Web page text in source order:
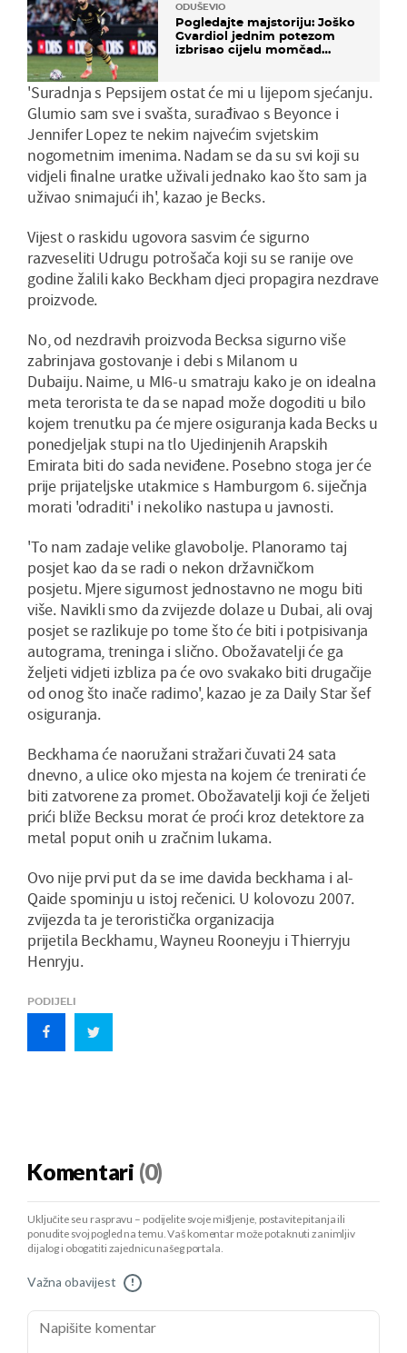
ODUŠEVIO
Pogledajte majstoriju: Joško
Gvardiol jednim potezom
izbrisao cijelu momčad
'Suradnja s Pepsijem ostat će mi u lijepom sjećanju.
Glumio sam sve i svašta, surađivao s Beyonce i
Jennifer Lopez te nekim najvećim svjetskim
nogometnim imenima. Nadam se da su svi koji su
vidjeli finalne uratke uživali jednako kao što sam ja
uživao snimajući ih', kazao je Becks.
Vijest o raskidu ugovora sasvim će sigurno
razveseliti Udrugu potrošača koji su se ranije ove
godine žalili kako Beckham djeci propagira nezdrave
proizvode.
No, od nezdravih proizvoda Becksa sigurno više
zabrinjava gostovanje i debi s Milanom u
Dubaiju. Naime, u MI6-u smatraju kako je on idealna
meta terorista te da se napad može dogoditi u bilo
kojem trenutku pa će mjere osiguranja kada Becks u
ponedjeljak stupi na tlo Ujedinjenih Arapskih
Emirata biti do sada neviđene. Posebno stoga jer će
prije prijateljske utakmice s Hamburgom 6. siječnja
morati 'odraditi' i nekoliko nastupa u javnosti.
'To nam zadaje velike glavobolje. Planoramo taj
posjet kao da se radi o nekon državničkom
posjetu. Mjere sigurnost jednostavno ne mogu biti
više. Navikli smo da zvijezde dolaze u Dubai, ali ovaj
posjet se razlikuje po tome što će biti i potpisivanja
autograma, treninga i slično. Obožavatelji će ga
željeti vidjeti izbliza pa će ovo svakako biti drugačije
od onog što inače radimo', kazao je za Daily Star šef
osiguranja.
Beckhama će naoružani stražari čuvati 24 sata
dnevno, a ulice oko mjesta na kojem će trenirati će
biti zatvorene za promet. Obožavatelji koji će željeti
prići bliže Becksu morat će proći kroz detektore za
metal poput onih u zračnim lukama.
Ovo nije prvi put da se ime davida beckhama i al-
Qaide spominju u istoj rečenici. U kolovozu 2007.
zvijezda ta je teroristička organizacija
prijetila Beckhamu, Wayneu Rooneyju i Thierryju
Henryju.
PODIJELI
Komentari (0)
Uključite se u raspravu – podijelite svoje mišljenje, postavite pitanja ili
ponudite svoj pogled na temu. Vaš komentar može potaknuti zanimljiv
dijalog i obogatiti zajednicu našeg portala.
Važna obavijest !